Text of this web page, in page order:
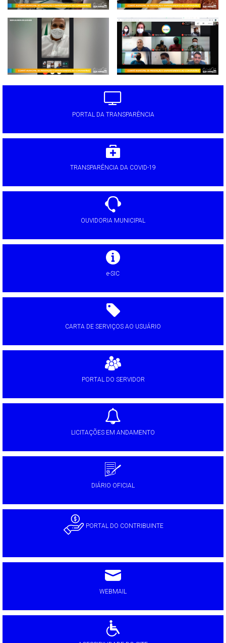
PORTAL DA TRANSPARÊNCIA
TRANSPARÊNCIA DA COVID-19
OUVIDORIA MUNICIPAL
e-SIC
CARTA DE SERVIÇOS AO USUÁRIO
PORTAL DO SERVIDOR
LICITAÇÕES EM ANDAMENTO
DIÁRIO OFICIAL
PORTAL DO CONTRIBUINTE
WEBMAIL